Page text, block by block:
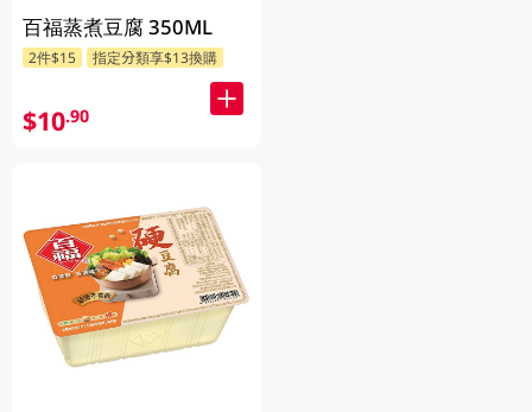
百福蒸煮豆腐 350ML
2件$15 指定分類享$13換購
$10.90